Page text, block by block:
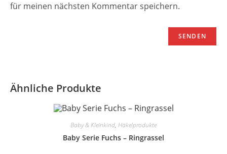
für meinen nächsten Kommentar speichern.
Ähnliche Produkte
Baby & Kleinkind, Häkelprodukte
Baby Serie Fuchs – Ringrassel